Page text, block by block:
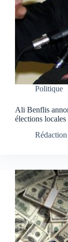
Politique
Ali Benflis
élections locales
Rédaction